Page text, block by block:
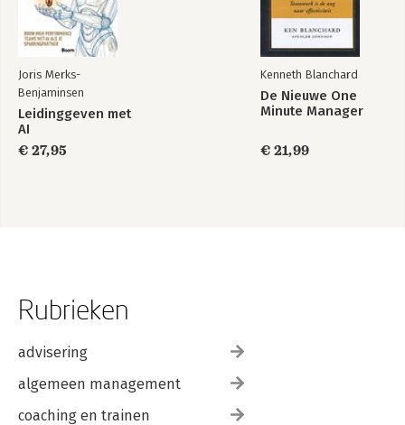
Joris Merks-
Benjaminsen
Leidinggeven met
AI
€ 27,95
Kenneth Blanchard
De Nieuwe One
Minute Manager
€ 21,99
Rubrieken
advisering
algemeen management
coaching en trainen